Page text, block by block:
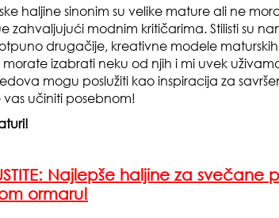
haljine sinonim su velike mature ali ne
zahvaljujući modnim kritičarima. Stilisti su
drugačije, kreativne modele
morate izabrati neku od njih i mi uvek
mogu poslužiti kao inspiracija za
učiniti posebnom!
Najlepše haljine za svečane
ormaru!